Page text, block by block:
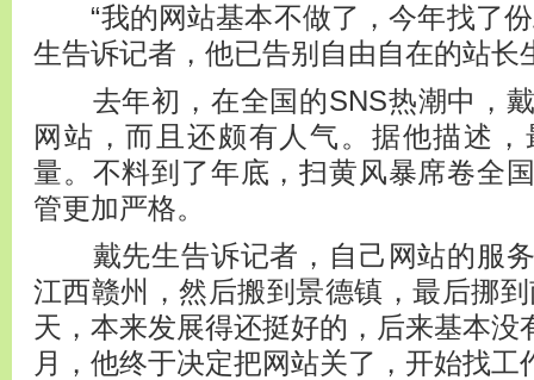
“我的网站基本不做了，今年找了份
生告诉记者，他已告别自由自在的站长
去年初，在全国的SNS热潮中，戴
网站，而且还颇有人气。据他描述
量。不料到了年底，扫黄风暴席卷全
管更加严格。
戴先生告诉记者，自己网站的服务
江西赣州，然后搬到景德镇，最后挪
天，本来发展得还挺好的，后来基本没
月，他终于决定把网站关了，开始找工